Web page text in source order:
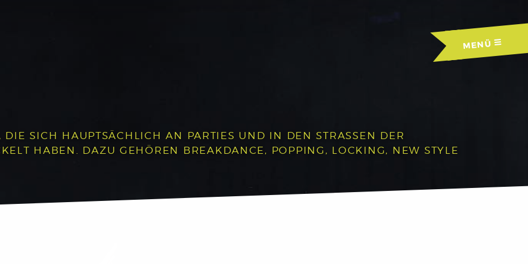
MENÜ
SICH HAUPTSÄCHLICH AN PARTIES UND IN DEN STRASSEN DER A
HABEN. DAZU GEHÖREN BREAKDANCE, POPPING, LOCKING, NEW STYLE U